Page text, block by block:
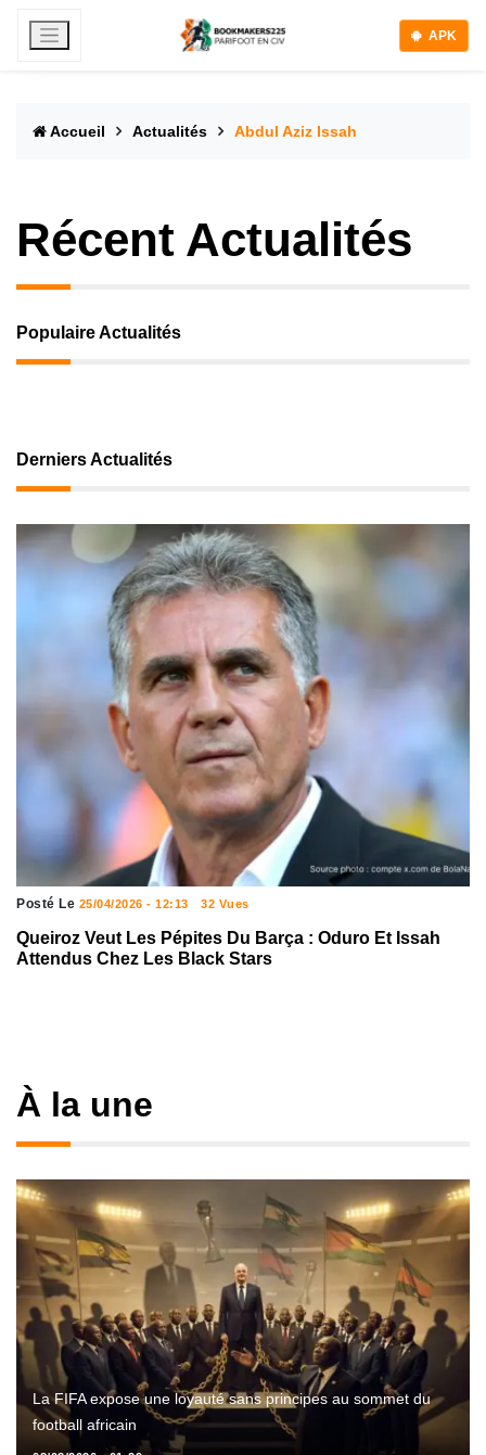
APK
Accueil Actualités Abdul Aziz Issah
Récent Actualités
Populaire Actualités
Derniers Actualités
Posté Le 25/04/2026 - 12:13 32 Vues
Queiroz Veut Les Pépites Du Barça : Oduro Et Issah
Attendus Chez Les Black Stars
À la une
La FIFA expose une loyauté sans principes au sommet du
football africain